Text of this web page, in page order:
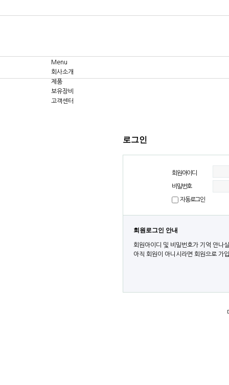
Menu
회사소개
제품
보유장비
고객센터
로그인
회원아이디
비밀번호
자동로그인
회원로그인 안내
회원아이디 및 비밀번호가 기억 안나
아직 회원이 아니시라면 회원으로 가